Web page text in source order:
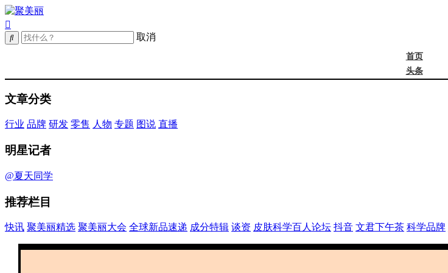
取消
首页
头条
中国妆
实训营
文章分类
行业 品牌 研发 零售 人物 专题 图说 直播
明星记者
@夏天同学
推荐栏目
快讯 聚美丽精选 聚美丽大会 全球新品速递 成分特辑 谈资 皮肤科学百人论坛 抖音 文君下午茶 科学品牌